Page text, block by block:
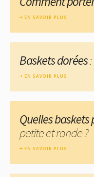
EN SAVOIR PLUS
Baskets dorées:
EN SAVOIR PLUS
Quelles
petite et ronde ?
EN SAVOIR PLUS